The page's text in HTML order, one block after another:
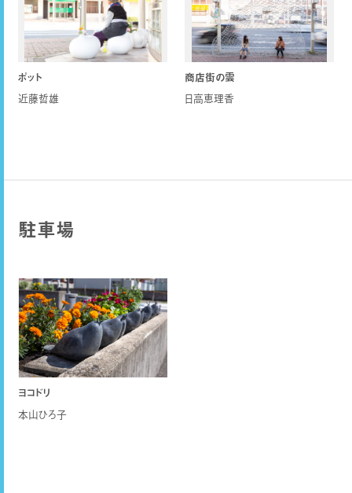
ポット
近藤哲雄
商店街の雲
日高恵理香
駐車場
ヨコドリ
本山ひろ子